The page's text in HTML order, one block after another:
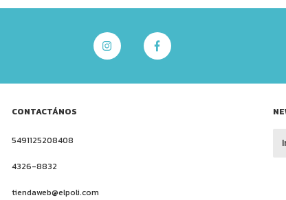
CONTACTÁNOS
5491125208408
4326-8832
tiendaweb@elpoli.com